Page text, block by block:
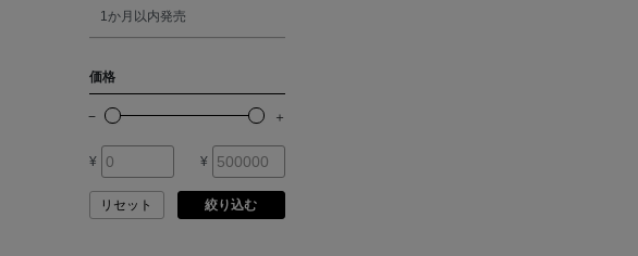
ARIANNA
ARMA
ASAUCE MELER
1か月以内発売
価格
¥ ¥
リセット 絞り込む